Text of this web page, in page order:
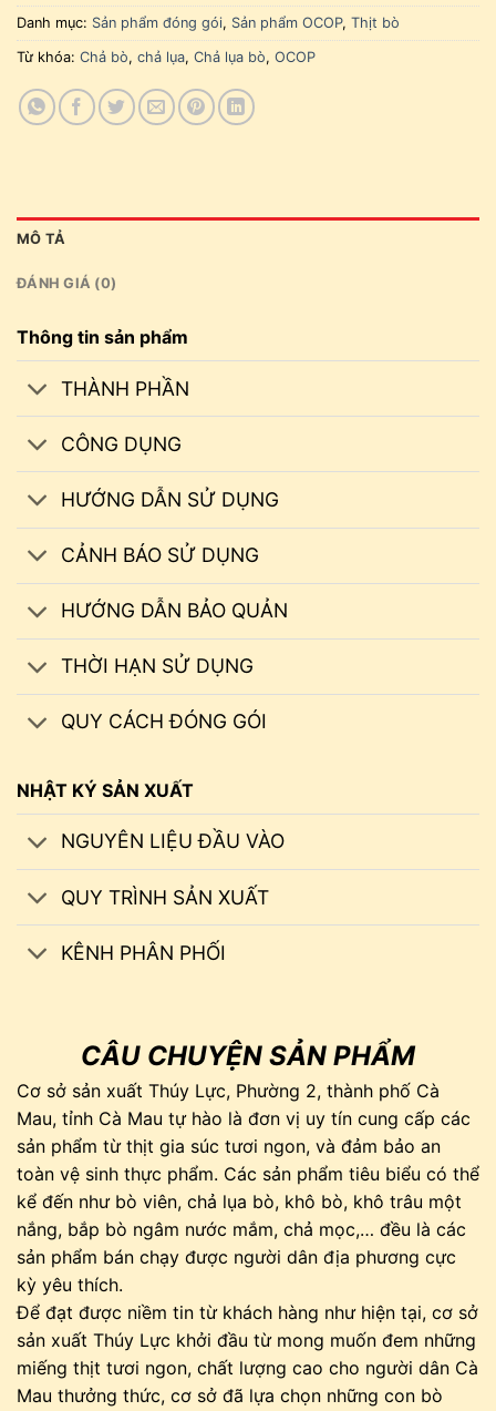
Danh mục: Sản phẩm đóng gói, Sản phẩm OCOP, Thịt bò
Từ khóa: Chả bò, chả lụa, Chả lụa bò, OCOP
MÔ TẢ
ĐÁNH GIÁ (0)
Thông tin sản phẩm
THÀNH PHẦN
CÔNG DỤNG
HƯỚNG DẪN SỬ DỤNG
CẢNH BÁO SỬ DỤNG
HƯỚNG DẪN BẢO QUẢN
THỜI HẠN SỬ DỤNG
QUY CÁCH ĐÓNG GÓI
NHẬT KÝ SẢN XUẤT
NGUYÊN LIỆU ĐẦU VÀO
QUY TRÌNH SẢN XUẤT
KÊNH PHÂN PHỐI
CÂU CHUYỆN SẢN PHẨM
Cơ sở sản xuất Thúy Lực, Phường 2, thành phố Cà
Mau, tỉnh Cà Mau tự hào là đơn vị uy tín cung cấp các
sản phẩm từ thịt gia súc tươi ngon, và đảm bảo an
toàn vệ sinh thực phẩm. Các sản phẩm tiêu biểu có thể
kể đến như bò viên, chả lụa bò, khô bò, khô trâu một
nắng, bắp bò ngâm nước mắm, chả mọc,… đều là các
sản phẩm bán chạy được người dân địa phương cực
kỳ yêu thích.
Để đạt được niềm tin từ khách hàng như hiện tại, cơ sở
sản xuất Thúy Lực khởi đầu từ mong muốn đem những
miếng thịt tươi ngon, chất lượng cao cho người dân Cà
Mau thưởng thức, cơ sở đã lựa chọn những con bò